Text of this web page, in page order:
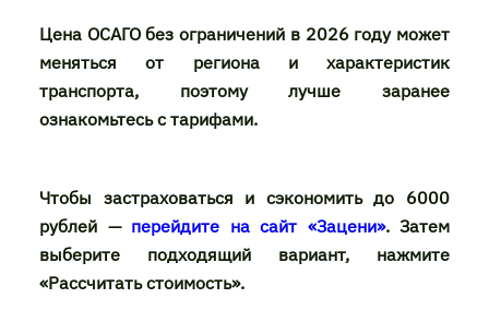
Цена ОСАГО без ограничений в 2026 году может
меняться от региона и характеристик
транспорта, поэтому лучше заранее
ознакомьтесь с тарифами.
Чтобы застраховаться и сэкономить до 6000
рублей — перейдите на сайт «Зацени». Затем
выберите подходящий вариант, нажмите
«Рассчитать стоимость».